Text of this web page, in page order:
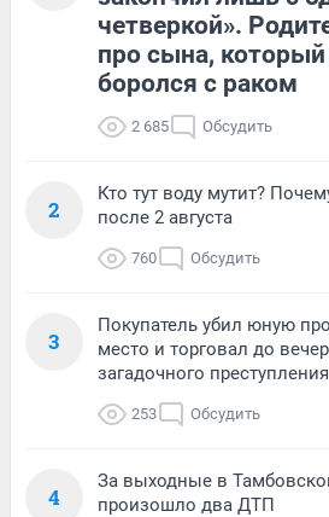
четверкой».
про сына,
боролся с раком
2 685 Обсудить
2
Кто тут воду мутит?
после 2 августа
760 Обсудить
3
Покупатель убил юную
место и торговал до
загадочного преступления
253 Обсудить
4
За выходные в
произошло два ДТП